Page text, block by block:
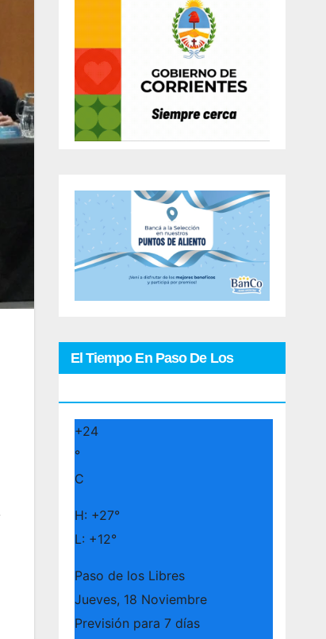
El Tiempo En Paso De Los
+24
°
C
H: +27°
L: +12°
Paso de los Libres
Jueves, 18 Noviembre
Previsión para 7 días